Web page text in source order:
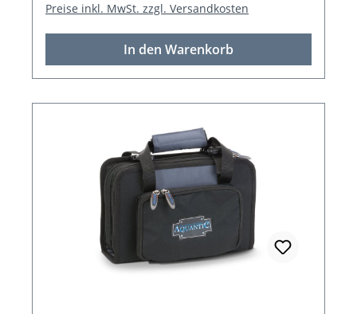
Preise inkl. MwSt. zzgl. Versandkosten
In den Warenkorb